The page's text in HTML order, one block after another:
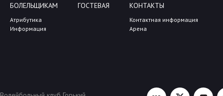
БОЛЕЛЬЩИКАМ
Атрибутика
Информация
ГОСТЕВАЯ КОНТАКТЫ
Контактная информация
Арена